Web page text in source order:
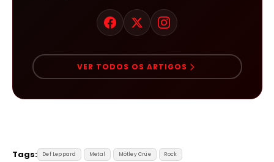
VER TODOS OS ARTIGOS
Tags: Def Leppard Metal Mötley Crüe Rock